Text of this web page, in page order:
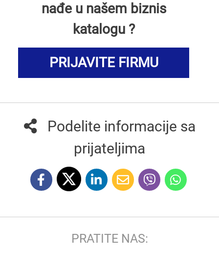
nađe u našem biznis
katalogu ?
PRIJAVITE FIRMU
Podelite informacije sa
prijateljima
PRATITE NAS: